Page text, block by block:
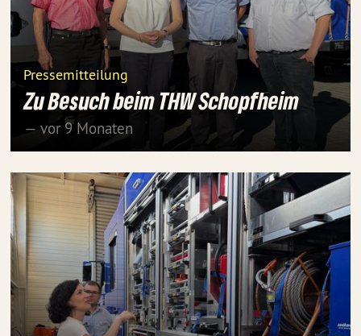
Pressemitteilung
Zu Besuch beim THW Schopfheim
— vor 9 Monaten